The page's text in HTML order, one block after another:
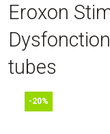
Eroxon
tubes
-20%